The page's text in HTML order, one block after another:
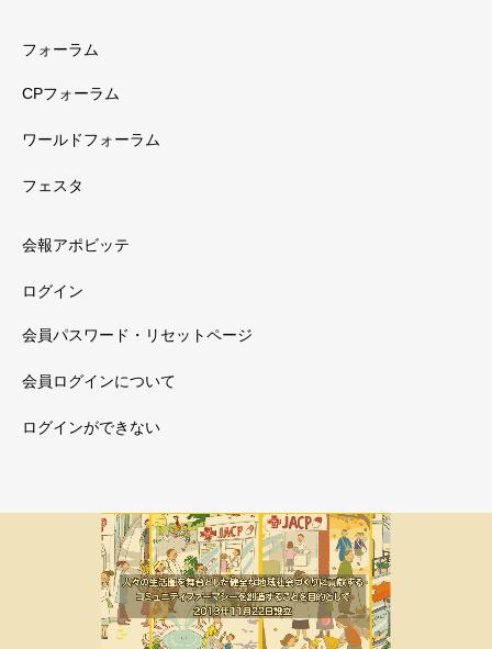
フォーラム
CPフォーラム
ワールドフォーラム
フェスタ
会報アポビッテ
ログイン
会員パスワード・リセットページ
会員ログインについて
ログインができない
会員限定